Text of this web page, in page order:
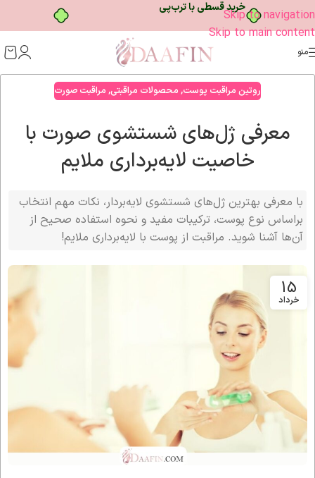
خرید قسطی با ترب‌پیSkip to navigation
Skip to main content
منو
روتین مراقبت پوست, محصولات مراقبتی, مراقبت صورت
معرفی ژل‌های شستشوی صورت با
خاصیت لایه‌برداری ملایم
با معرفی بهترین ژل‌های شستشوی لایه‌بردار، نکات مهم انتخاب
براساس نوع پوست، ترکیبات مفید و نحوه استفاده صحیح از
آن‌ها آشنا شوید. مراقبت از پوست با لایه‌برداری ملایم!
15
خرداد